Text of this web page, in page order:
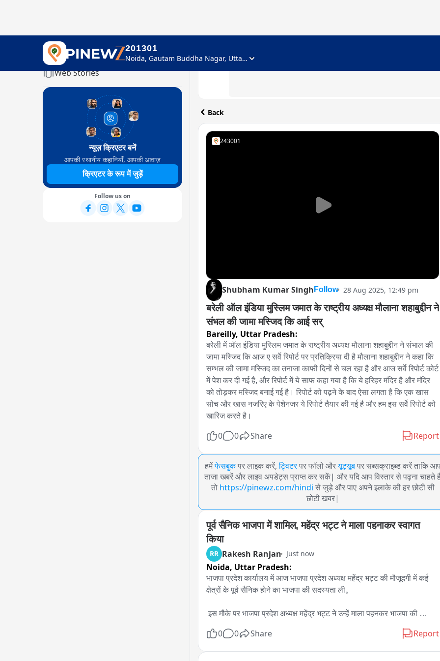
201301
Noida, Gautam Buddha Nagar, Uttar Pradesh
Home
Web Stories
न्यूज़ क्रिएटर बनें
आपकी स्थानीय कहानियाँ, आपकी आवाज़
क्रिएटर के रूप में जुड़ें
Follow us on
Back
243001
Shubham Kumar Singh Follow 28 Aug 2025, 12:49 pm
बरेली ऑल इंडिया मुस्लिम जमात के राष्ट्रीय अध्यक्ष मौलाना शहाबुद्दीन ने
संभल की जामा मस्जिद कि आई सर्
Bareilly, Uttar Pradesh:
बरेली में ऑल इंडिया मुस्लिम जमात के राष्ट्रीय अध्यक्ष मौलाना शहाबुद्दीन ने संभाल की
जामा मस्जिद कि आज ए सर्वे रिपोर्ट पर प्रतिक्रिया दी है मौलाना शहाबुद्दीन ने कहा कि
सम्भल की जामा मस्जिद का तनाजा काफी दिनों से चल रहा है और आज सर्वे रिपोर्ट कोर्ट
में पेश कर दी गई है, और रिपोर्ट में ये साफ कहा गया है कि ये हरिहर मंदिर है और मंदिर
को तोड़कर मस्जिद बनाई गई है। रिपोर्ट को पढ़ने के बाद ऐसा लगता है कि एक खास
सोच और खास नजरिए के पेशेनजर ये रिपोर्ट तैयार की गई है और हम इस सर्वे रिपोर्ट को
खारिज करते है।
0 0 Share Report
हमेंफेसबुक पर लाइक करें, ट्विटर पर फॉलो औरयूट्यूब पर सब्सक्राइब्ड करें ताकि
ताजा खबरें और लाइव अपडेट्स प्राप्त कर सकें| और यदि आप विस्तार से पढ़ना चाहते
तो https://pinewz.com/hindi से जुड़े और पाए अपने इलाके की हर छोटी सी
छोटी खबर|
पूर्व सैनिक भाजपा में शामिल, महेंद्र भट्ट ने माला पहनाकर स्वागत
किया
RR Rakesh Ranjan Just now
Noida, Uttar Pradesh:
भाजपा प्रदेश कार्यालय में आज भाजपा प्रदेश अध्यक्ष महेंद्र भट्ट की मौजूदगी में कई
क्षेत्रों के पूर्व सैनिक होने का भाजपा की सदस्यता ली。
इस मौके पर भाजपा प्रदेश अध्यक्ष महेंद्र भट्ट ने उन्हें माला पहनकर भाजपा की
0 0 Share Report